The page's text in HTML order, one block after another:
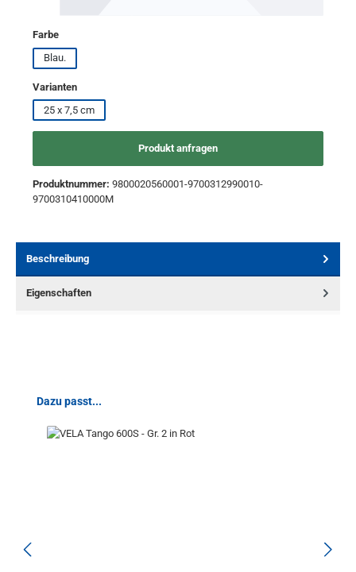
Farbeauswählen
Blau.
Variantenauswählen
25 x 7,5 cm
Produkt anfragen
Produktnummer: 9800020560001-9700312990010-
9700310410000M
Beschreibung
Eigenschaften
Produktgalerie überspringen
Dazu passt...